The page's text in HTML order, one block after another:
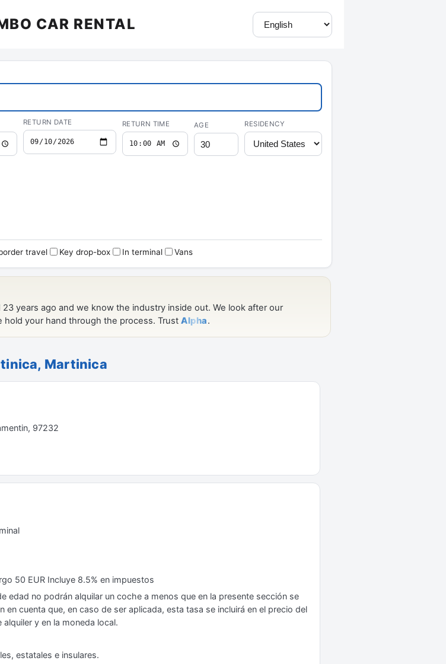
Martinica
97232
50 EUR Incluye 8.5% en impuestos
edad no podrán alquilar un coche a menos que en la presente sección se
cuenta que, en caso de ser aplicada, esta tasa se incluirá en el precio del
y en la moneda local.
estatales e insulares.